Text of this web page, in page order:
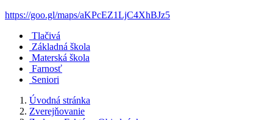
https://goo.gl/maps/aKPcEZ1LjC4XhBJz5
Tlačivá
Základná škola
Materská škola
Farnosť
Seniori
Úvodná stránka
Zverejňovanie